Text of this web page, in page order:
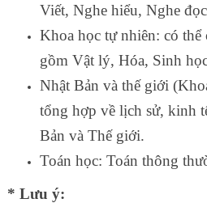
Viết, Nghe hiểu, Nghe
Khoa học tự nhiên: có
gồm Vật lý, Hóa, Sinh
Nhật Bản và thế giới
tổng hợp về lịch sử, kinh
Bản và Thế giới.
Toán học: Toán thông
* Lưu ý: